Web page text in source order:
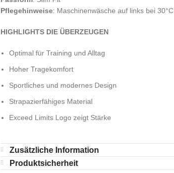
Pflegehinweise: Maschinenwäsche auf links bei 30°C
HIGHLIGHTS DIE ÜBERZEUGEN
Optimal für Training und Alltag
Hoher Tragekomfort
Sportliches und modernes Design
Strapazierfähiges Material
Exceed Limits Logo zeigt Stärke
Zusätzliche Information
Produktsicherheit